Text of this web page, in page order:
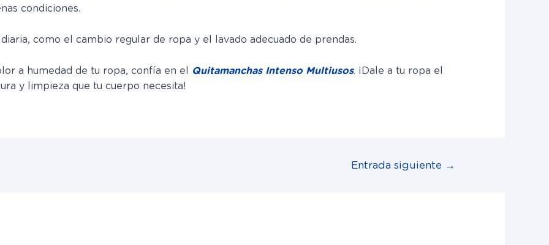
condiciones.
como el cambio regular de ropa y el lavado adecuado de prendas.
a humedad de tu ropa, confía en el Quitamanchas Intenso Multiusos. ¡Dale a tu ropa el
y limpieza que tu cuerpo necesita!
Entrada siguiente →